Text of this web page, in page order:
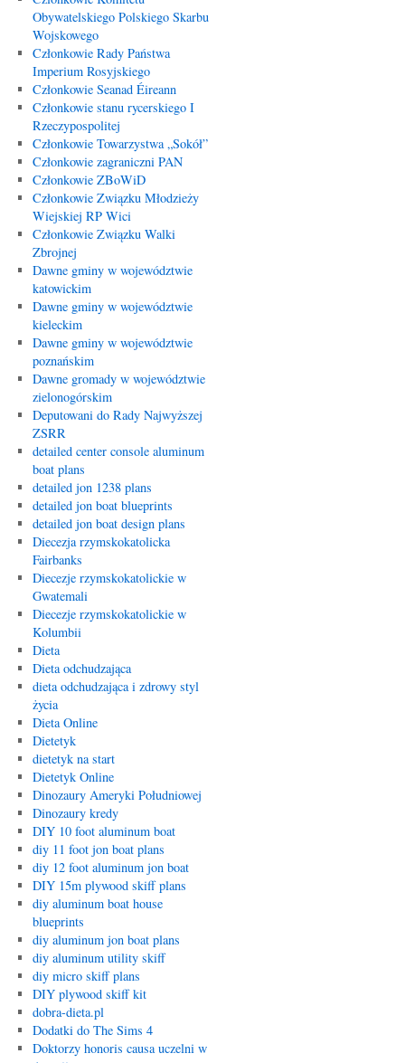
Obywatelskiego Polskiego Skarbu
Wojskowego
Członkowie Rady Państwa
Imperium Rosyjskiego
Członkowie Seanad Éireann
Członkowie stanu rycerskiego I
Rzeczypospolitej
Członkowie Towarzystwa „Sokół”
Członkowie zagraniczni PAN
Członkowie ZBoWiD
Członkowie Związku Młodzieży
Wiejskiej RP Wici
Członkowie Związku Walki
Zbrojnej
Dawne gminy w województwie
katowickim
Dawne gminy w województwie
kieleckim
Dawne gminy w województwie
poznańskim
Dawne gromady w województwie
zielonogórskim
Deputowani do Rady Najwyższej
ZSRR
detailed center console aluminum
boat plans
detailed jon 1238 plans
detailed jon boat blueprints
detailed jon boat design plans
Diecezja rzymskokatolicka
Fairbanks
Diecezje rzymskokatolickie w
Gwatemali
Diecezje rzymskokatolickie w
Kolumbii
Dieta
Dieta odchudzająca
dieta odchudzająca i zdrowy styl
życia
Dieta Online
Dietetyk
dietetyk na start
Dietetyk Online
Dinozaury Ameryki Południowej
Dinozaury kredy
DIY 10 foot aluminum boat
diy 11 foot jon boat plans
diy 12 foot aluminum jon boat
DIY 15m plywood skiff plans
diy aluminum boat house
blueprints
diy aluminum jon boat plans
diy aluminum utility skiff
diy micro skiff plans
DIY plywood skiff kit
dobra-dieta.pl
Dodatki do The Sims 4
Doktorzy honoris causa uczelni w